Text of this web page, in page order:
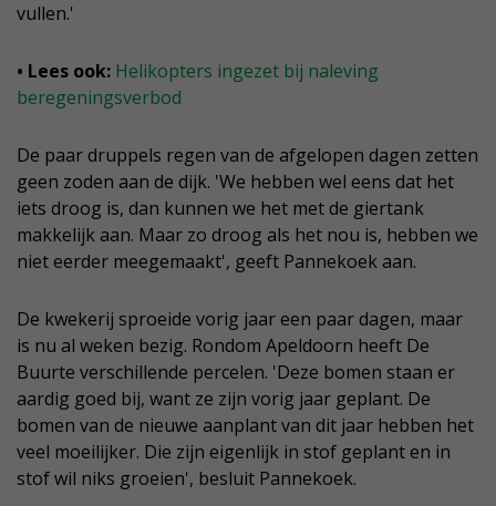
vullen.'
• Lees ook: Helikopters ingezet bij naleving
beregeningsverbod
De paar druppels regen van de afgelopen dagen zetten
geen zoden aan de dijk. 'We hebben wel eens dat het
iets droog is, dan kunnen we het met de giertank
makkelijk aan. Maar zo droog als het nou is, hebben we
niet eerder meegemaakt', geeft Pannekoek aan.
De kwekerij sproeide vorig jaar een paar dagen, maar
is nu al weken bezig. Rondom Apeldoorn heeft De
Buurte verschillende percelen. 'Deze bomen staan er
aardig goed bij, want ze zijn vorig jaar geplant. De
bomen van de nieuwe aanplant van dit jaar hebben het
veel moeilijker. Die zijn eigenlijk in stof geplant en in
stof wil niks groeien', besluit Pannekoek.